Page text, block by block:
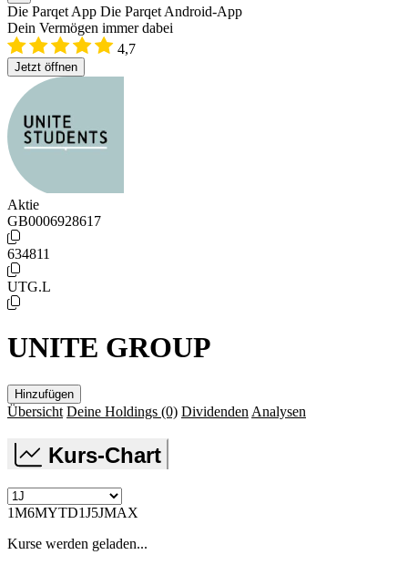
Die Parqet App Die Parqet Android-App
Dein Vermögen immer dabei
4,7
Jetzt öffnen
Aktie
GB0006928617
634811
UTG.L
UNITE GROUP
Hinzufügen
Übersicht Deine Holdings (0) Dividenden Analysen
Kurs-Chart
1M6MYTD1J5JMAX
Kurse werden geladen...